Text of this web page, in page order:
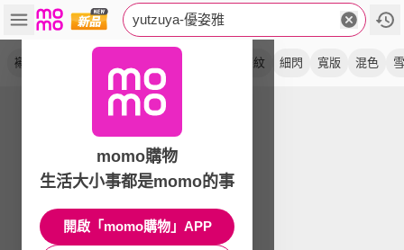
yutzuya-優姿雅
襯衫 條紋 細閃 寬版 混色
momo購物
生活大小事都是momo的事
開啟「momo購物」APP